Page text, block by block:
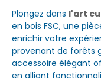
Plongez dans l'art
en bois FSC, une
enrichir votre
provenant de forêts
accessoire élégant
en alliant